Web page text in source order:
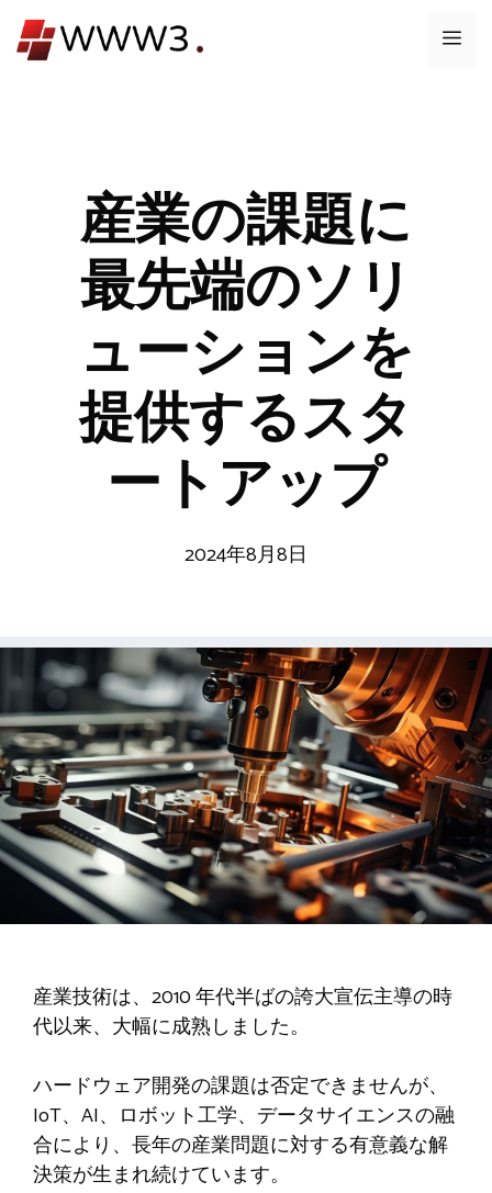
ン
メ
産業の課題に
最先端のソリ
ューションを
提供するスタ
ートアップ
2024年8月8日
産業技術は、2010 年代半ばの誇大宣伝主導の時
代以来、大幅に成熟しました。
ハードウェア開発の課題は否定できませんが、
IoT、AI、ロボット工学、データサイエンスの融
合により、長年の産業問題に対する有意義な解
決策が生まれ続けています。